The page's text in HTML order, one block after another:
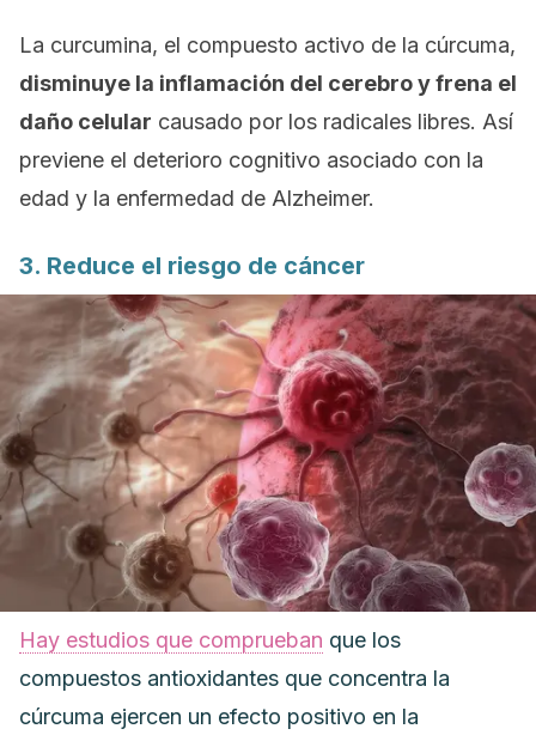
La curcumina, el compuesto activo de la cúrcuma,
disminuye la inflamación del cerebro y frena el
daño celular causado por los radicales libres. Así
previene el deterioro cognitivo asociado con la
edad y la enfermedad de Alzheimer.
3. Reduce el riesgo de cáncer
Hay estudios que comprueban que los
compuestos antioxidantes que concentra la
cúrcuma ejercen un efecto positivo en la